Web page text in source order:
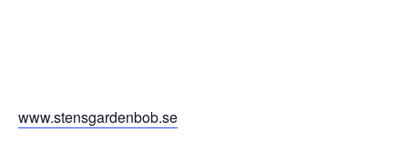
www.stensgardenbob.se